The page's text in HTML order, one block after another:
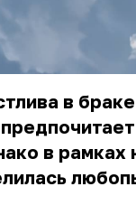
в
в рамках